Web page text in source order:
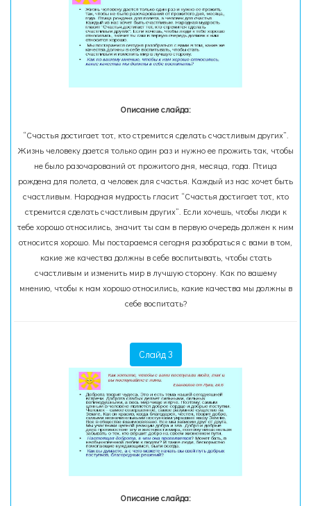
Описание слайда:
“Счастья достигает тот, кто стремится сделать счастливым других”.
Жизнь человеку дается только один раз и нужно ее прожить так, чтобы
не было разочарований от прожитого дня, месяца, года. Птица
рождена для полета, а человек для счастья. Каждый из нас хочет быть
счастливым. Народная мудрость гласит “Счастья достигает тот, кто
стремится сделать счастливым других”. Если хочешь, чтобы люди к
тебе хорошо относились, значит ты сам в первую очередь должен к ним
относится хорошо. Мы постараемся сегодня разобраться с вами в том,
какие же качества должны в себе воспитывать, чтобы стать
счастливым и изменить мир в лучшую сторону. Как по вашему
мнению, чтобы к нам хорошо относились, какие качества мы должны в
себе воспитать?
Слайд 3
Описание слайда: